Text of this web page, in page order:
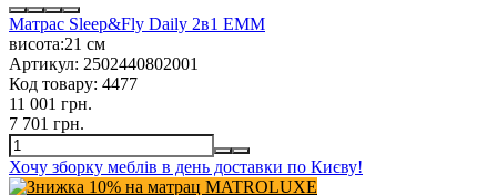
Матрас Sleep&Fly Daily 2в1 EMM
висота:21 см
Артикул: 2502440802001
Код товару: 4477
11 001 грн.
7 701 грн.
Хочу зборку меблів в день доставки по Києву!